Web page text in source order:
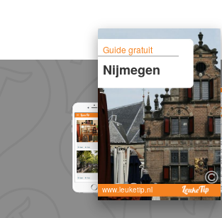
Guide gratuit
Nijmegen
www.leuketip.nl